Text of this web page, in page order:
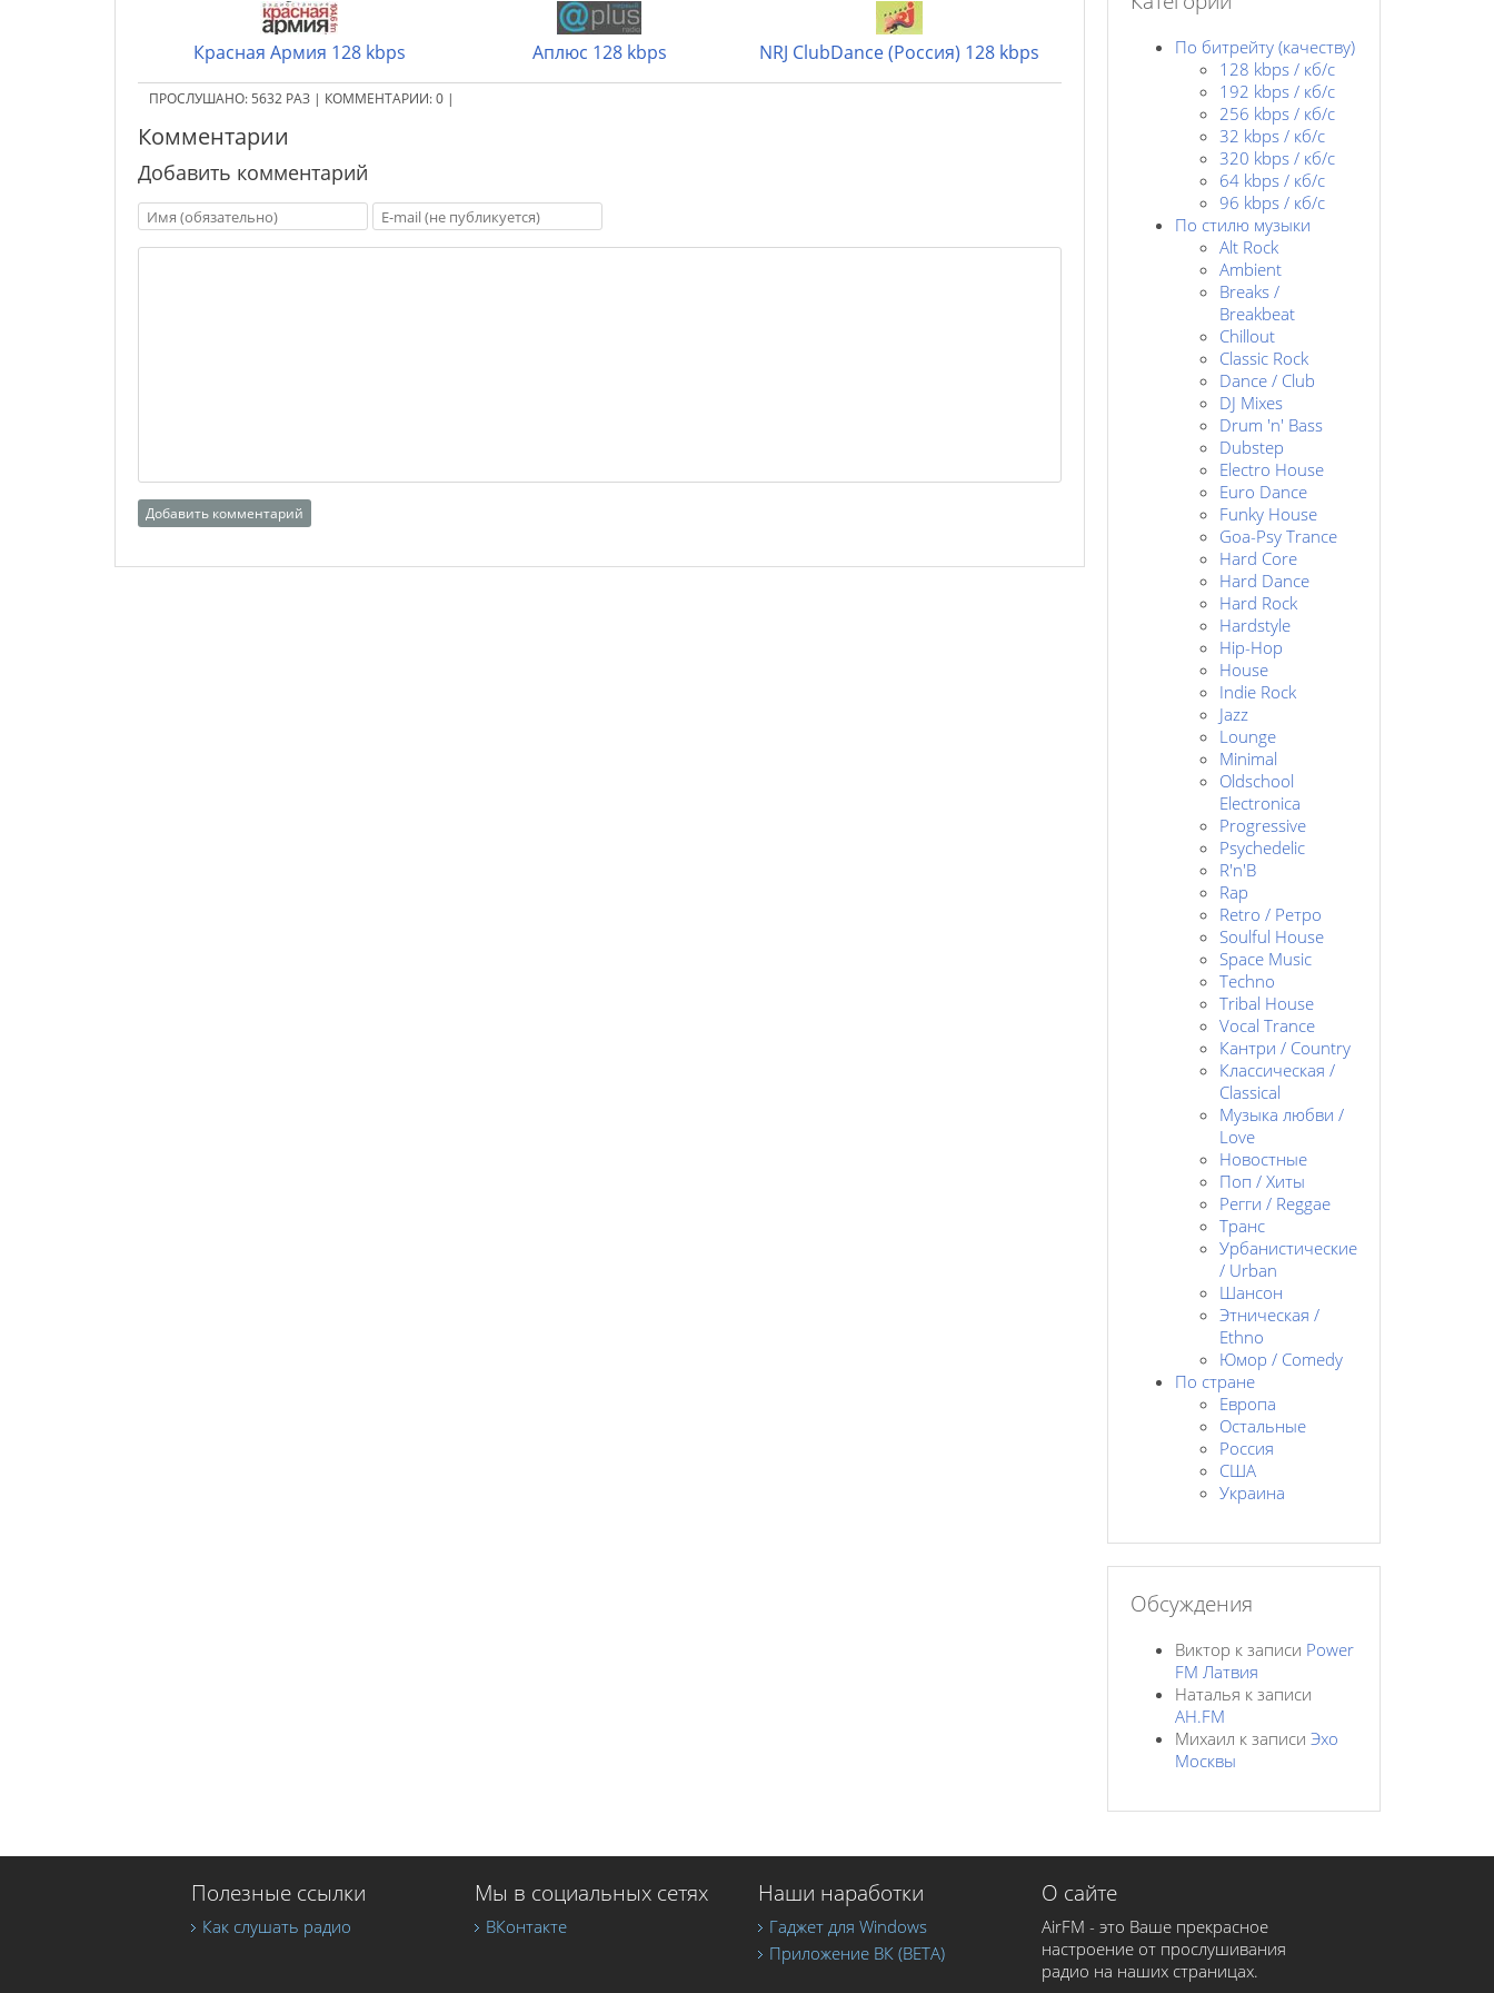
Красная Армия 128 kbps Аплюс 128 kbps NRJ ClubDance (Россия) 128 kbps
ПРОСЛУШАНО: 5632РАЗ | КОММЕНТАРИИ:0 |
Комментарии
Добавить комментарий
По битрейту (качеству)
128 kbps / кб/c
192 kbps / кб/c
256 kbps / кб/с
32 kbps / кб/c
320 kbps / кб/с
64 kbps / кб/c
96 kbps / кб/c
По стилю музыки
Alt Rock
Ambient
Breaks /
Breakbeat
Chillout
Classic Rock
Dance / Club
DJ Mixes
Drum 'n' Bass
Dubstep
Electro House
Euro Dance
Funky House
Goa-Psy Trance
Hard Core
Hard Dance
Hard Rock
Hardstyle
Hip-Hop
House
Indie Rock
Jazz
Lounge
Minimal
Oldschool
Electronica
Progressive
Psychedelic
R'n'B
Rap
Retro / Ретро
Soulful House
Space Music
Techno
Tribal House
Vocal Trance
Кантри / Country
Классическая /
Classical
Музыка любви /
Love
Новостные
Поп / Хиты
Регги / Reggae
Транс
Урбанистические
/ Urban
Шансон
Этническая /
Ethno
Юмор / Comedy
По стране
Европа
Остальные
Россия
США
Украина
Обсуждения
Виктор к записи Power
FM Латвия
Наталья к записи
AH.FM
Михаил к записи Эхо
Москвы
Полезные ссылки
Как слушать радио
Мы в социальных сетях
ВКонтакте
Наши наработки
Гаджет для Windows
Приложение ВК (BETA)
О сайте
AirFM - это Ваше прекрасное
настроение от прослушивания
радио на наших страницах.